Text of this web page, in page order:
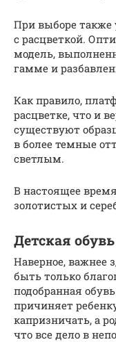
При выборе также
с расцветкой.
модель,
гамме и
Как правило,
расцветке, что и
существуют
в более темные
светлым.
В настоящее
золотистых и
Детская обувь
Наверное, важнее
быть только
подобранная
причиняет
капризничать, а
что все дело в